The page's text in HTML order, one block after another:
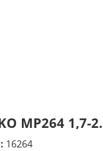
MP264 1,7-
16264